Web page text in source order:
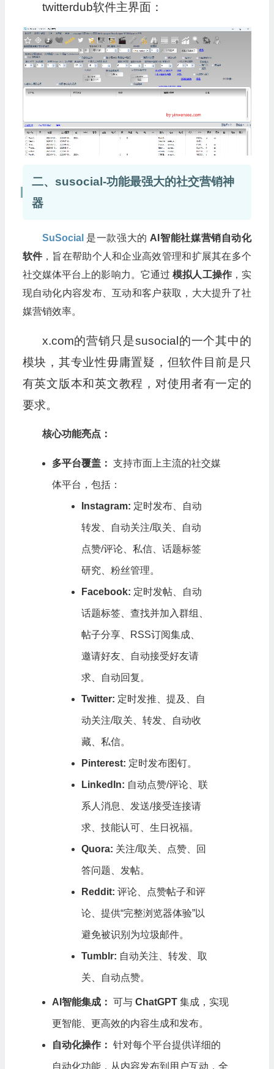
twitterdub软件主界面：
二、susocial-功能最强大的社交营销神
器
SuSocial 是一款强大的 AI智能社媒营销自动化
软件，旨在帮助个人和企业高效管理和扩展其在多个
社交媒体平台上的影响力。它通过模拟人工操作，实
现自动化内容发布、互动和客户获取，大大提升了社
媒营销效率。
x.com的营销只是susocial的一个其中的
模块，其专业性毋庸置疑，但软件目前是只
有英文版本和英文教程，对使用者有一定的
要求。
核心功能亮点：
多平台覆盖： 支持市面上主流的社交媒
体平台，包括：
Instagram: 定时发布、自动
转发、自动关注/取关、自动
点赞/评论、私信、话题标签
研究、粉丝管理。
Facebook: 定时发帖、自动
话题标签、查找并加入群组、
帖子分享、RSS订阅集成、
邀请好友、自动接受好友请
求、自动回复。
Twitter: 定时发推、提及、自
动关注/取关、转发、自动收
藏、私信。
Pinterest: 定时发布图钉。
LinkedIn: 自动点赞/评论、联
系人消息、发送/接受连接请
求、技能认可、生日祝福。
Quora: 关注/取关、点赞、回
答问题、发帖。
Reddit: 评论、点赞帖子和评
论、提供“完整浏览器体验”以
避免被识别为垃圾邮件。
Tumblr: 自动关注、转发、取
关、自动点赞。
AI智能集成： 可与 ChatGPT集成，实现
更智能、更高效的内容生成和发布。
自动化操作： 针对每个平台提供详细的
自动化功能，从内容发布到用户互动，全